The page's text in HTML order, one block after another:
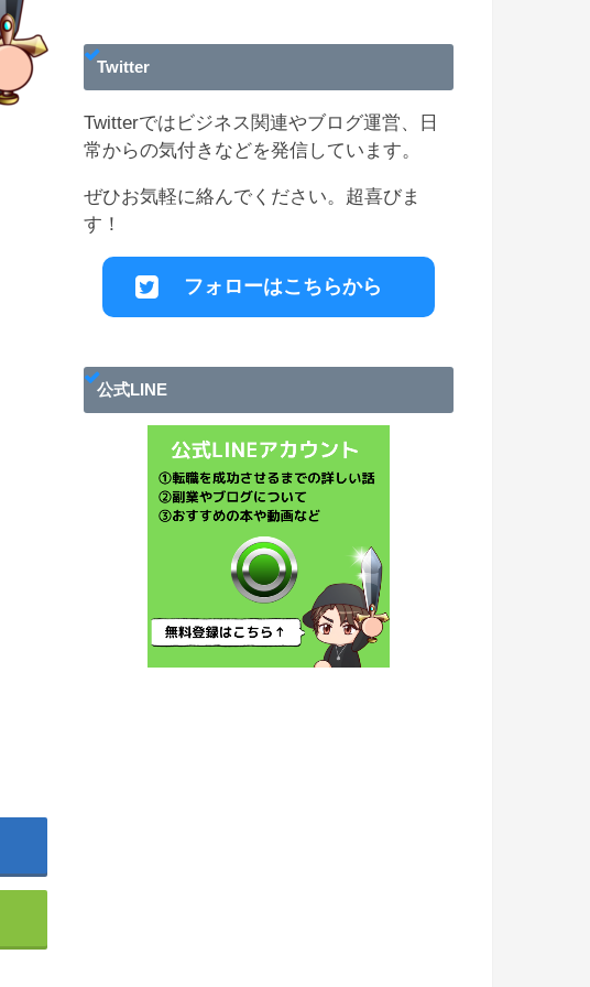
Twitter
Twitterではビジネス関連やブログ運営、日
常からの気付きなどを発信しています。
ぜひお気軽に絡んでください。超喜びま
す！
フォローはこちらから
公式LINE